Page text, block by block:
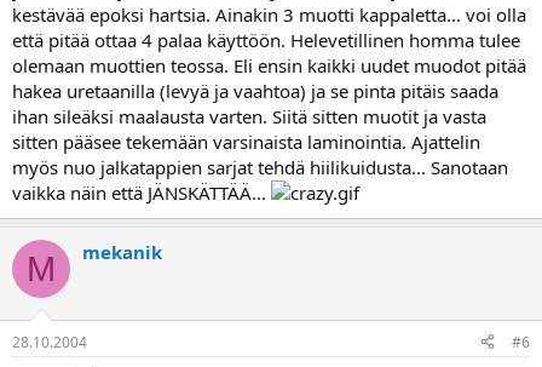
kestävää epoksi hartsia. Ainakin 3 muotti kappaletta... voi olla
että pitää ottaa 4 palaa käyttöön. Helevetillinen homma tulee
olemaan muottien teossa. Eli ensin kaikki uudet muodot pitää
hakea uretaanilla (levyä ja vaahtoa) ja se pinta pitäis saada
ihan sileäksi maalausta varten. Siitä sitten muotit ja vasta
sitten pääsee tekemään varsinaista laminointia. Ajattelin
myös nuo jalkatappien sarjat tehdä hiilikuidusta... Sanotaan
vaikka näin että JÄNSKÄTTÄÄ...
M mekanik
28.10.2004 #6